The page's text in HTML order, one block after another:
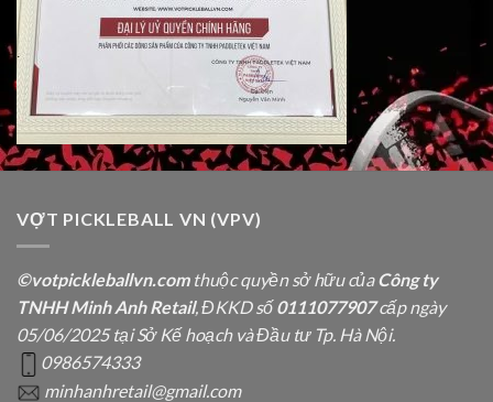
VỢT PICKLEBALL VN (VPV)
©votpickleballvn.comthuộc quyền sở hữu củaCông ty
TNHH Minh Anh Retail, ĐKKD số0111077907cấp ngày
05/06/2025 tại Sở Kế hoạch và Đầu tư Tp. Hà Nội.
0986574333
minhanhretail@gmail.com